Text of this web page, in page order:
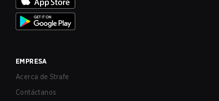
EMPRESA
Acerca de Strafe
Contáctanos